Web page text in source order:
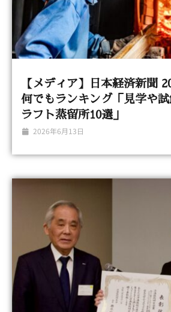
【メディア】日本経済新聞
何でもランキング「見学や
ラフト蒸留所10選」
2026年6月13日